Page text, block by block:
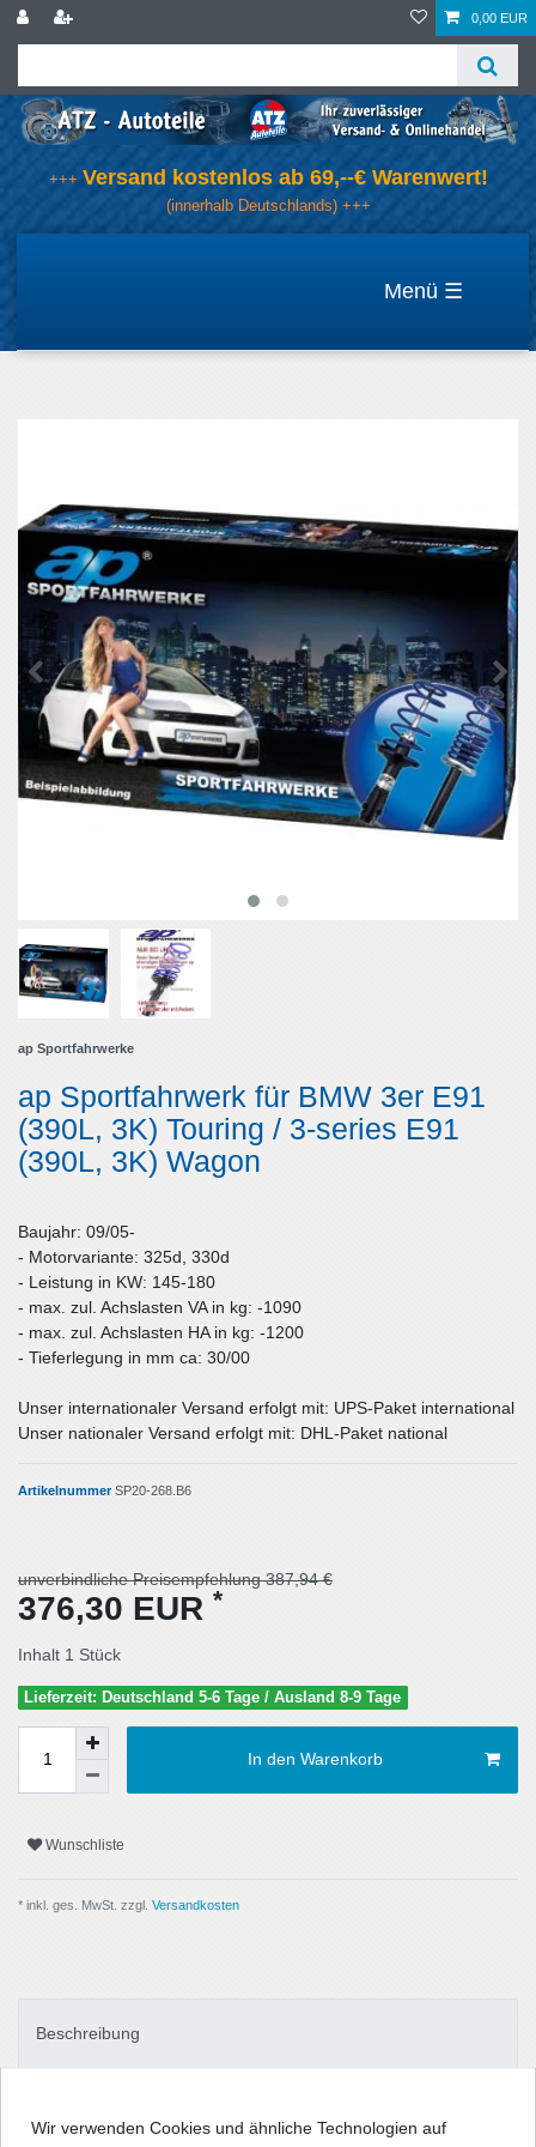
0,00 EUR
+++ Versand kostenlos ab 69,--€ Warenwert!
(innerhalb Deutschlands) +++
☰
ap Sportfahrwerke
ap Sportfahrwerk für BMW 3er E91
(390L, 3K) Touring / 3-series E91
(390L, 3K) Wagon
Baujahr: 09/05-
- Motorvariante: 325d, 330d
- Leistung in KW: 145-180
- max. zul. Achslasten VA in kg: -1090
- max. zul. Achslasten HA in kg: -1200
- Tieferlegung in mm ca: 30/00
Unser internationaler Versand erfolgt mit: UPS-Paket international
Unser nationaler Versand erfolgt mit: DHL-Paket national
ArtikelnummerSP20-268.B6
unverbindliche Preisempfehlung 387,94 €
376,30 EUR *
Inhalt 1 Stück
Lieferzeit: Deutschland 5-6 Tage / Ausland 8-9 Tage
In den Warenkorb
Wunschliste
* inkl. ges. MwSt. zzgl. Versandkosten
Beschreibung
Wir verwenden Cookies und ähnliche Technologien auf